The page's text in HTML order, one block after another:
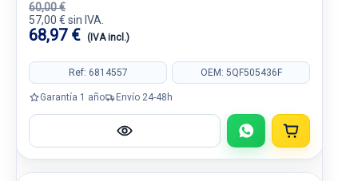
60,00 €
57,00 € sin IVA.
68,97 € (IVA incl.)
Ref: 6814557 OEM: 5QF505436F
Garantía 1 año Envío 24-48h